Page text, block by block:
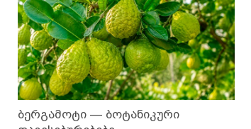
ბერგამოტი — ბოტანიკური